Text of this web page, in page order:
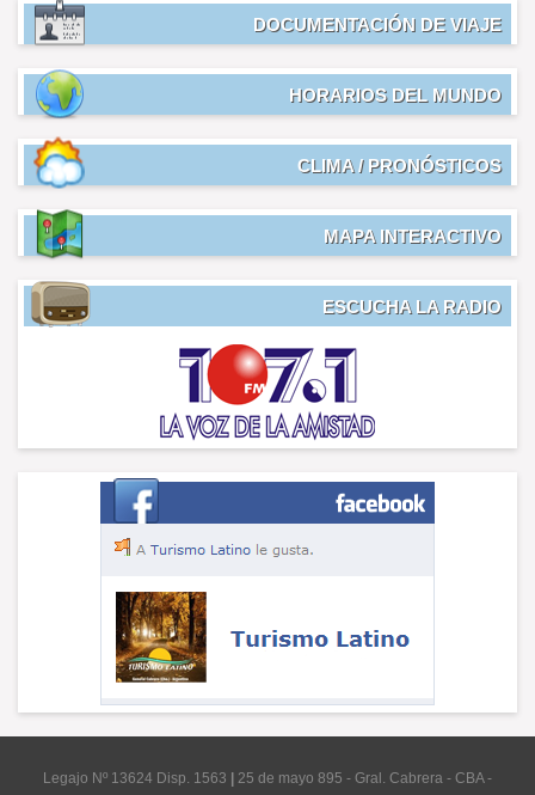
DOCUMENTACIÓN DE VIAJE
HORARIOS DEL MUNDO
CLIMA / PRONÓSTICOS
MAPA INTERACTIVO
ESCUCHA LA RADIO
Legajo Nº 13624 Disp. 1563
25 de mayo 895 - Gral. Cabrera - CBA -